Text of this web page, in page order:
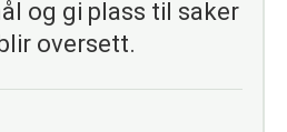
og gi plass til saker
oversett.